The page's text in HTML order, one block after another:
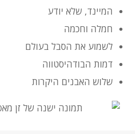
המיינד, שלא יודע
חמלה וחכמה
לשמוע את הסבל בעולם
דמות הבודהיסטווה
שלוש האבנים היקרות